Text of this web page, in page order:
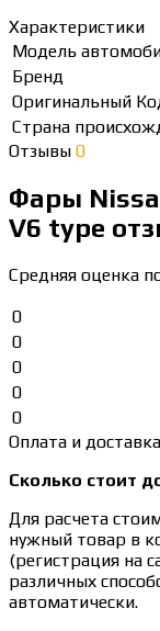
Характеристики
Модель
Бренд
Оригинальный
Страна
Отзывы 0
Фары
V6 type
Средняя оценка
0
0
0
0
0
Оплата и доставка
Сколько стоит
Для расчета
нужный товар в
(регистрация на
различных
автоматически.